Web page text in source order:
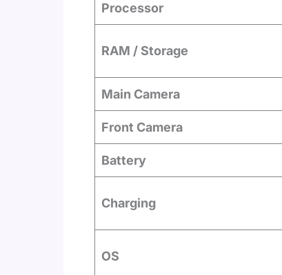
Processor
RAM / Storage
Main Camera
Front Camera
Battery
Charging
OS